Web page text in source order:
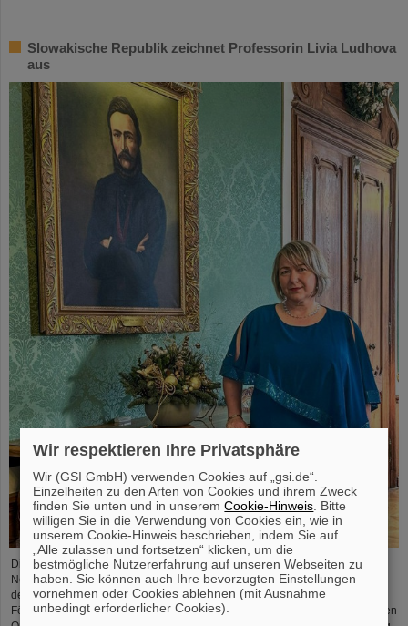
Slowakische Republik zeichnet Professorin Livia Ludhova
aus
Die Physikerin und Geologin Livia Ludhova, Professorin für Experimentelle
Neutrinophysik an der Johannes Gutenberg-Universität Mainz und Leiterin
der gemeinsamen Neutrino-Gruppe bei GSI sowie Leiterin des DFG-
Förderprojekts FAIR-Research NRW, wurde vor Kurzem mit dem slowakischen
Wir respektieren Ihre Privatsphäre
Wir (GSI GmbH) verwenden Cookies auf „gsi.de“.
Einzelheiten zu den Arten von Cookies und ihrem Zweck
finden Sie unten und in unseremCookie-Hinweis . Bitte
willigen Sie in die Verwendung von Cookies ein, wie in
unserem Cookie-Hinweis beschrieben, indem Sie auf
„Alle zulassen und fortsetzen“ klicken, um die
bestmögliche Nutzererfahrung auf unseren Webseiten zu
haben. Sie können auch Ihre bevorzugten Einstellungen
vornehmen oder Cookies ablehnen (mit Ausnahme
unbedingt erforderlicher Cookies).